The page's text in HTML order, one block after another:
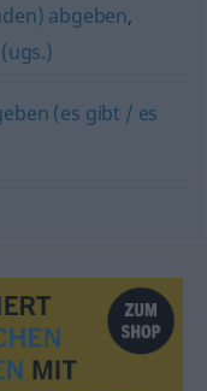
abgeben,
(es gibt / es